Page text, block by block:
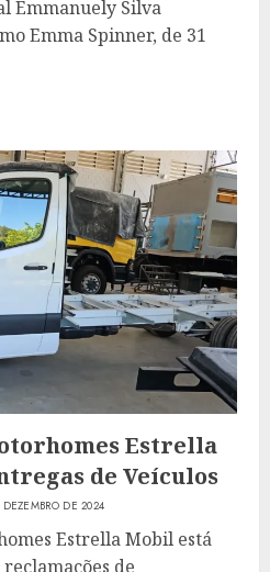
Emmanuely Silva
Emma Spinner, de 31
Estrella
de Veículos
DE 2024
Estrella Mobil está
de